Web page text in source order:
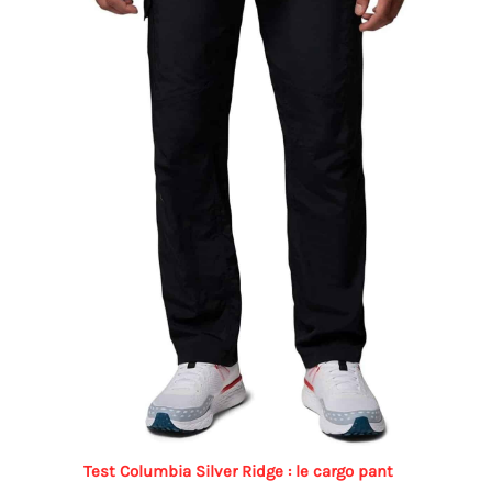
Test Columbia Silver Ridge : le cargo pant